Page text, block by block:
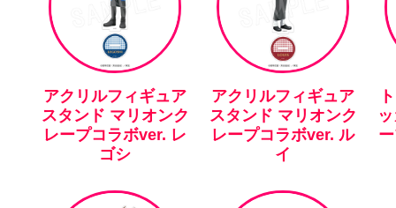
アクリルフィギュア
スタンド マリオンク
レープコラボver. レ
ゴシ
アクリルフィギュア
スタンド マリオンク
レープコラボver. ル
イ